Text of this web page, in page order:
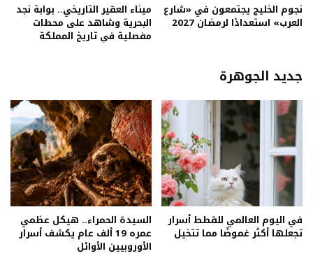
نجوم الخليج يجتمعون في «شارع
العرب» استعدادًا لرمضان 2027
ميناء العقير التاريخي.. بوابة نجد
البحرية وشاهد على محطات
مفصلية في تاريخ المملكة
جديد الجوهرة
في اليوم العالمي للقطط أسرار
تجعلها أكثر غموضًا مما تتخيل
السيدة الحمراء.. هيكل عظمي
عمره 19 ألف عام يكشف أسرار
الأوروبيين الأوائل